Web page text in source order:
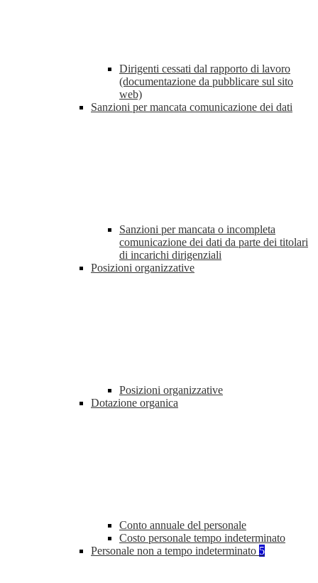
Dirigenti cessati dal rapporto di lavoro
(documentazione da pubblicare sul sito
web)
Sanzioni per mancata comunicazione dei dati
Sanzioni per mancata o incompleta
comunicazione dei dati da parte dei titolari
di incarichi dirigenziali
Posizioni organizzative
Posizioni organizzative
Dotazione organica
Conto annuale del personale
Costo personale tempo indeterminato
Personale non a tempo indeterminato 5